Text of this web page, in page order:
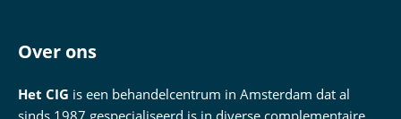
Over ons
Het CIG is een behandelcentrum in Amsterdam dat al
sinds 1987 gespecialiseerd is in diverse complementaire